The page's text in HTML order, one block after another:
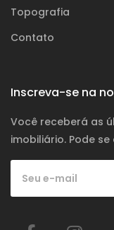
Topografia
Contato
Inscreva-se na
Você receberá as
imobiliário. Pode